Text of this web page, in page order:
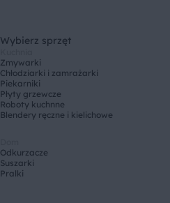
Wybierz sprzęt
Zmywarki
Chłodziarki i zamrażarki
Piekarniki
Płyty grzewcze
Roboty kuchnne
Blendery ręczne i kielichowe
Odkurzacze
Suszarki
Pralki